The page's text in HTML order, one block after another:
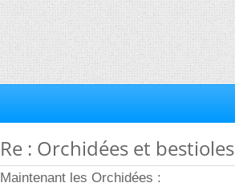
Re : Orchidées et bestioles
Maintenant les Orchidées :